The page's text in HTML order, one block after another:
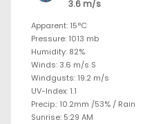
3.6 m/s
Apparent: 15°C
Pressure: 1013 mb
Humidity: 82%
Winds: 3.6 m/s S
Windgusts: 19.2 m/s
UV-Index: 1.1
Precip.: 10.2mm /53% / Rain
Sunrise: 5:29 AM